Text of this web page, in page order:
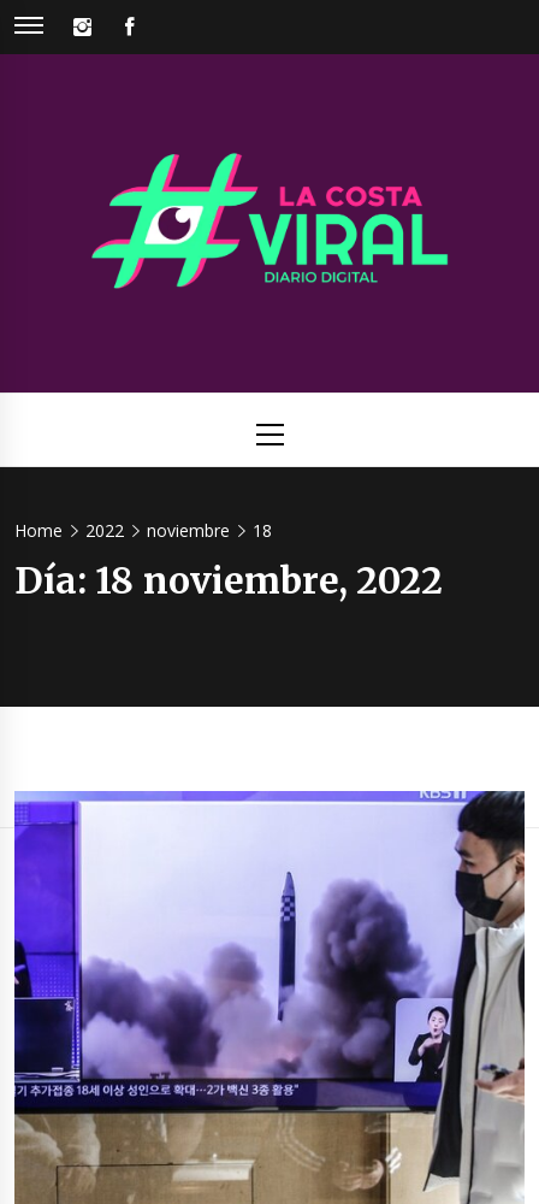
Skip
INSTAGRAM
Viral
Menu
Home 2022 noviembre 18
Día: 18 noviembre, 2022